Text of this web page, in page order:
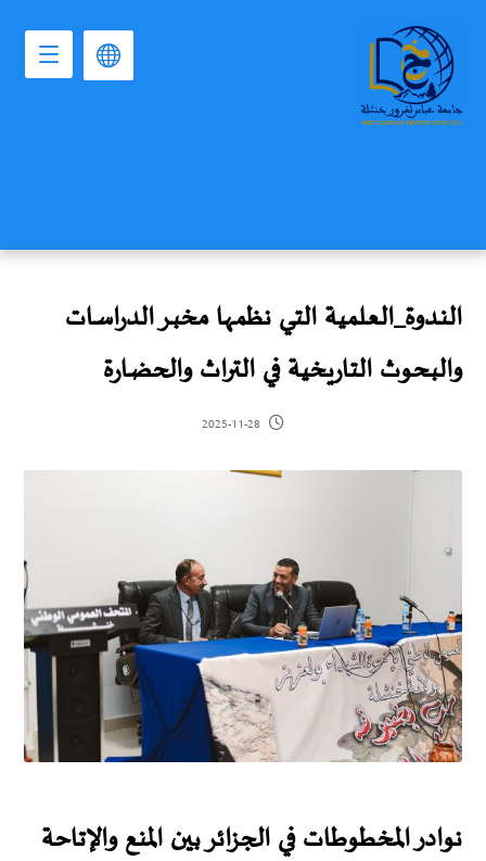
النـدوة_العـلمية التـي نظمـها مخبـر الدراسـات
والبحوث التاريخية في التراث والحضـارة
2025-11-28
نوادر المخطوطات في الجزائر بين المنع والإتاحة